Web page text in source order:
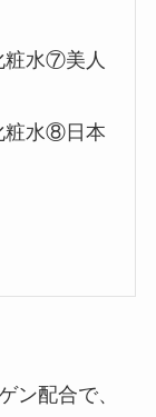
粧水⑦美人
粧水⑧日本
ン配合で、